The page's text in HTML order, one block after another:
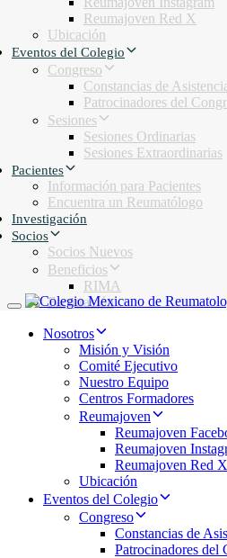
Reumajoven Red X
Ubicación
Eventos del Colegio
Congreso
Constancias de
Patrocinadores del
Sesiones
Sesiones Ordinarias
Sesiones Extraordinarias
Pacientes
Información para Pacientes
Encuentra un Reumatólogo
Investigación
Socios
Socios Nuevos
Beneficios
RIMA
Facturación
Toggle navigation
Nosotros
Misión y Visión
Comité Ejecutivo
Nuestro Equipo
Centros Formadores
Reumajoven
Reumajoven
Reumajoven
Reumajoven Red X
Ubicación
Eventos del Colegio
Congreso
Constancias de
Patrocinadores del